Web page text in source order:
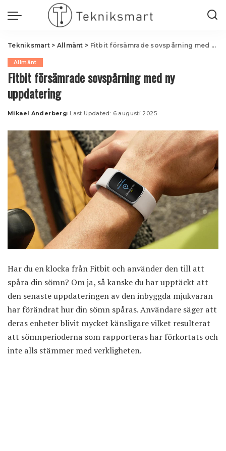
Tekniksmart> Allmänt > Fitbit försämrade sovspårning med ny uppdatering
Allmänt
Fitbit försämrade sovspårning med ny
uppdatering
Posted
Mikael Anderberg Last Updated: 6 augusti 2025
Har du en klocka från Fitbit och använder den till att
spåra din sömn? Om ja, så kanske du har upptäckt att
den senaste uppdateringen av den inbyggda mjukvaran
har förändrat hur din sömn spåras. Användare säger att
deras enheter blivit mycket känsligare vilket resulterat
att sömnperioderna som rapporteras har förkortats och
inte alls stämmer med verkligheten.